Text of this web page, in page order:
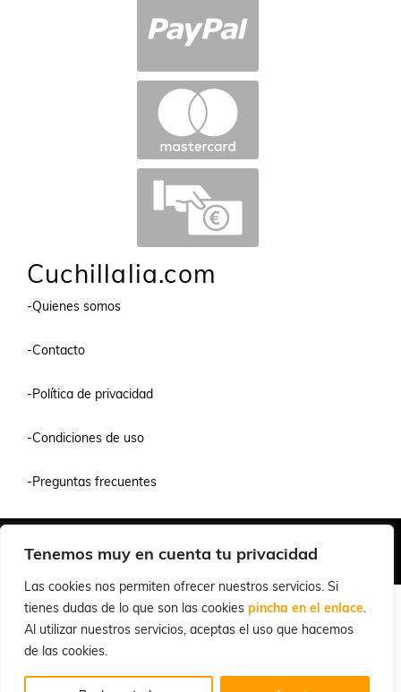
Tenemos muy en cuenta tu privacidad
Las cookies nos permiten ofrecer nuestros servicios. Si
tienes dudas de lo que son las cookies pincha en el enlace.
Al utilizar nuestros servicios, aceptas el uso que hacemos
de las cookies.
Cuchillalia.com
-Quienes somos
-Contacto
-Política de privacidad
-Condiciones de uso
-Preguntas frecuentes
© 2026 Cuchillalia.com